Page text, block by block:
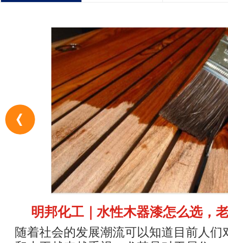
常见问题 联系方式
明邦化工｜水性木器漆怎么选，
随着社会的发展潮流可以知道目前人们